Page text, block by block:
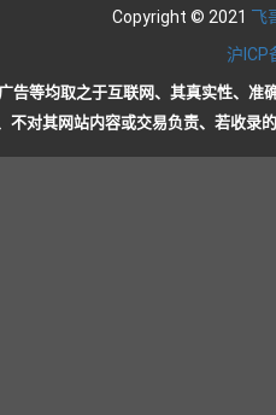
Copyright © 2021 飞
沪ICP
告等均取之于互联网、其真实性、
不对其网站内容或交易负责、若收录